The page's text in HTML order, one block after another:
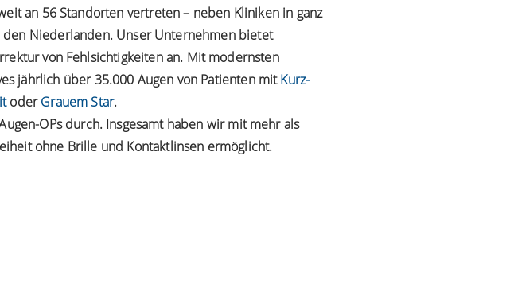
an 56 Standorten vertreten – neben Kliniken in ganz
Niederlanden. Unser Unternehmen bietet
von Fehlsichtigkeiten an. Mit modernsten
jährlich über 35.000 Augen von Patienten mitKurz-
oderGrauem Star.
OPs durch. Insgesamt haben wir mit mehr als
ohne Brille und Kontaktlinsen ermöglicht.